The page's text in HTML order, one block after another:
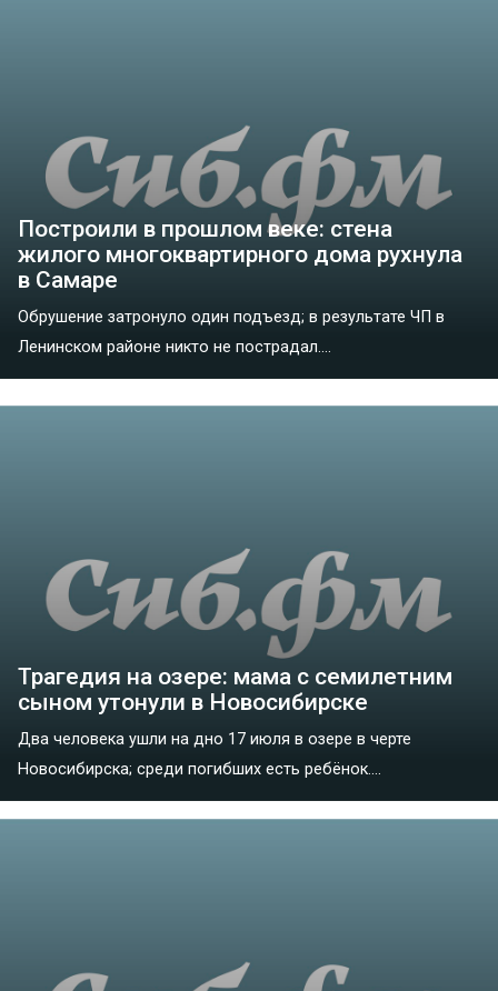
Построили в прошлом веке: стена
жилого многоквартирного дома рухнула
в Самаре
Обрушение затронуло один подъезд; в результате ЧП в
Ленинском районе никто не пострадал....
Трагедия на озере: мама с семилетним
сыном утонули в Новосибирске
Два человека ушли на дно 17 июля в озере в черте
Новосибирска; среди погибших есть ребёнок....